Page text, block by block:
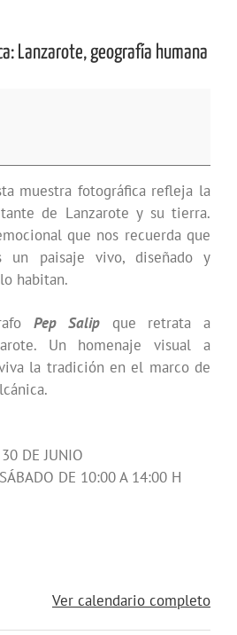
Lanzarote, geografía humana
muestra fotográfica refleja la
de Lanzarote y su tierra.
que nos recuerda que
un paisaje vivo, diseñado y
habitan.
Pep Salip
que retrata a
Un homenaje visual a
la tradición en el marco de
DE JUNIO
DE 10:00 A 14:00 H
Ver calendario completo